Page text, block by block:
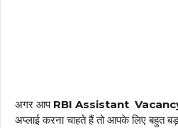
अगर आप RBI Assistant
अप्लाई करना चाहते हैं तो आपके लिए बहुत